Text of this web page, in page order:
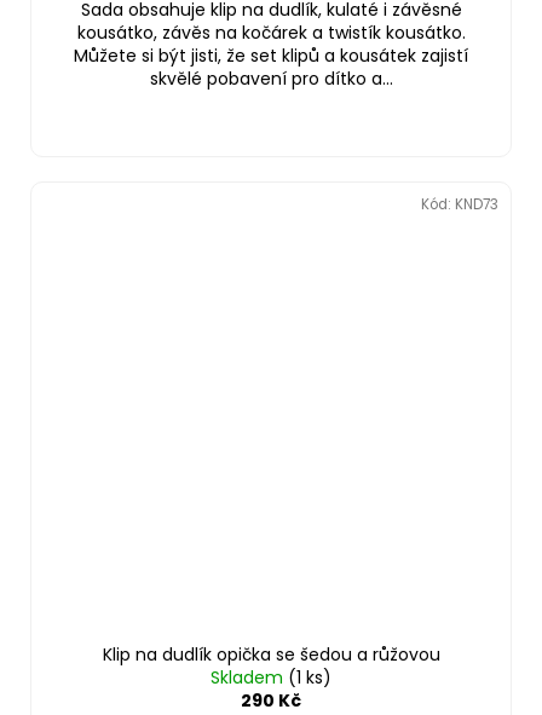
Sada obsahuje klip na dudlík, kulaté i závěsné
kousátko, závěs na kočárek a twistík kousátko.
Můžete si být jisti, že set klipů a kousátek zajistí
skvělé pobavení pro dítko a...
Klip na dudlík opička se šedou a růžovou
Skladem (1 ks)
290 Kč
Kód: KND73